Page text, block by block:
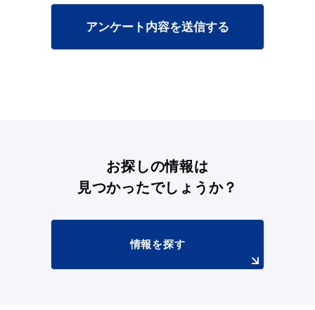
浜田市観光協会ポータルサイト「はまナビ」
アンケート内容を送信する
お探しの情報は
見つかったでしょうか？
情報を探す